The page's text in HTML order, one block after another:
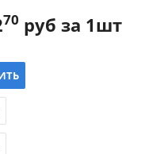
70 руб за 1шт